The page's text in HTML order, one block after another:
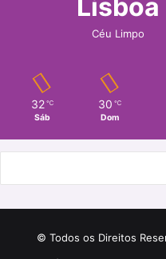
Lisboa
Céu Limpo
32 ℃
Sáb
30 ℃
Dom
© Todos os Direitos